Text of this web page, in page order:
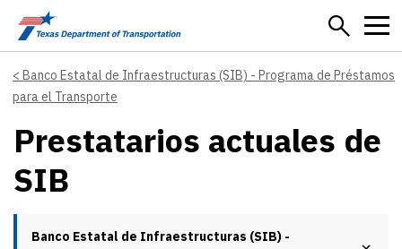
Skip to main content
Banco Estatal de Infraestructuras (SIB) - Programa de Préstamos
para el Transporte
Prestatarios actuales de
SIB
Banco Estatal de Infraestructuras (SIB) -